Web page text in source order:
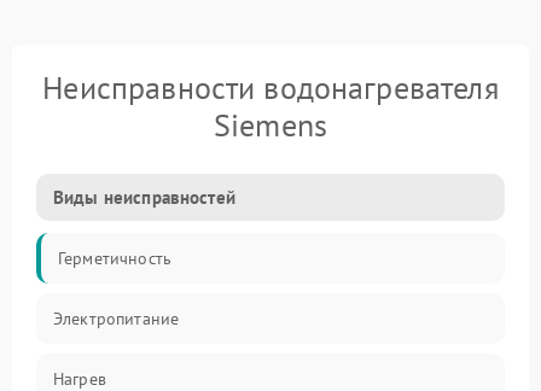
Неисправности водонагревателя
Siemens
Виды неисправностей
Герметичность
Электропитание
Нагрев